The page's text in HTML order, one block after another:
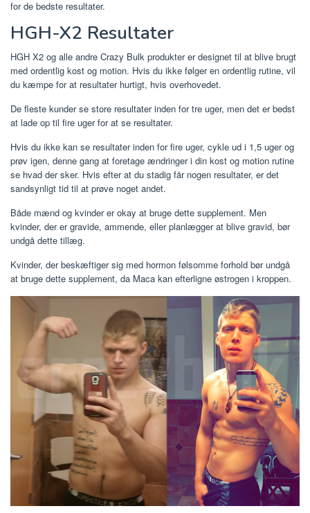
for de bedste resultater.
HGH-X2 Resultater
HGH X2 og alle andre Crazy Bulk produkter er designet til at blive brugt
med ordentlig kost og motion. Hvis du ikke følger en ordentlig rutine, vil
du kæmpe for at resultater hurtigt, hvis overhovedet.
De fleste kunder se store resultater inden for tre uger, men det er bedst
at lade op til fire uger for at se resultater.
Hvis du ikke kan se resultater inden for fire uger, cykle ud i 1,5 uger og
prøv igen, denne gang at foretage ændringer i din kost og motion rutine
se hvad der sker. Hvis efter at du stadig får nogen resultater, er det
sandsynligt tid til at prøve noget andet.
Både mænd og kvinder er okay at bruge dette supplement. Men
kvinder, der er gravide, ammende, eller planlægger at blive gravid, bør
undgå dette tillæg.
Kvinder, der beskæftiger sig med hormon følsomme forhold bør undgå
at bruge dette supplement, da Maca kan efterligne østrogen i kroppen.